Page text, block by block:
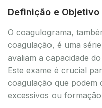
Definição e Objetivo
O coagulograma,
coagulação, é uma
avaliam a capacidade
Este exame é crucial
coagulação que podem
excessivos ou